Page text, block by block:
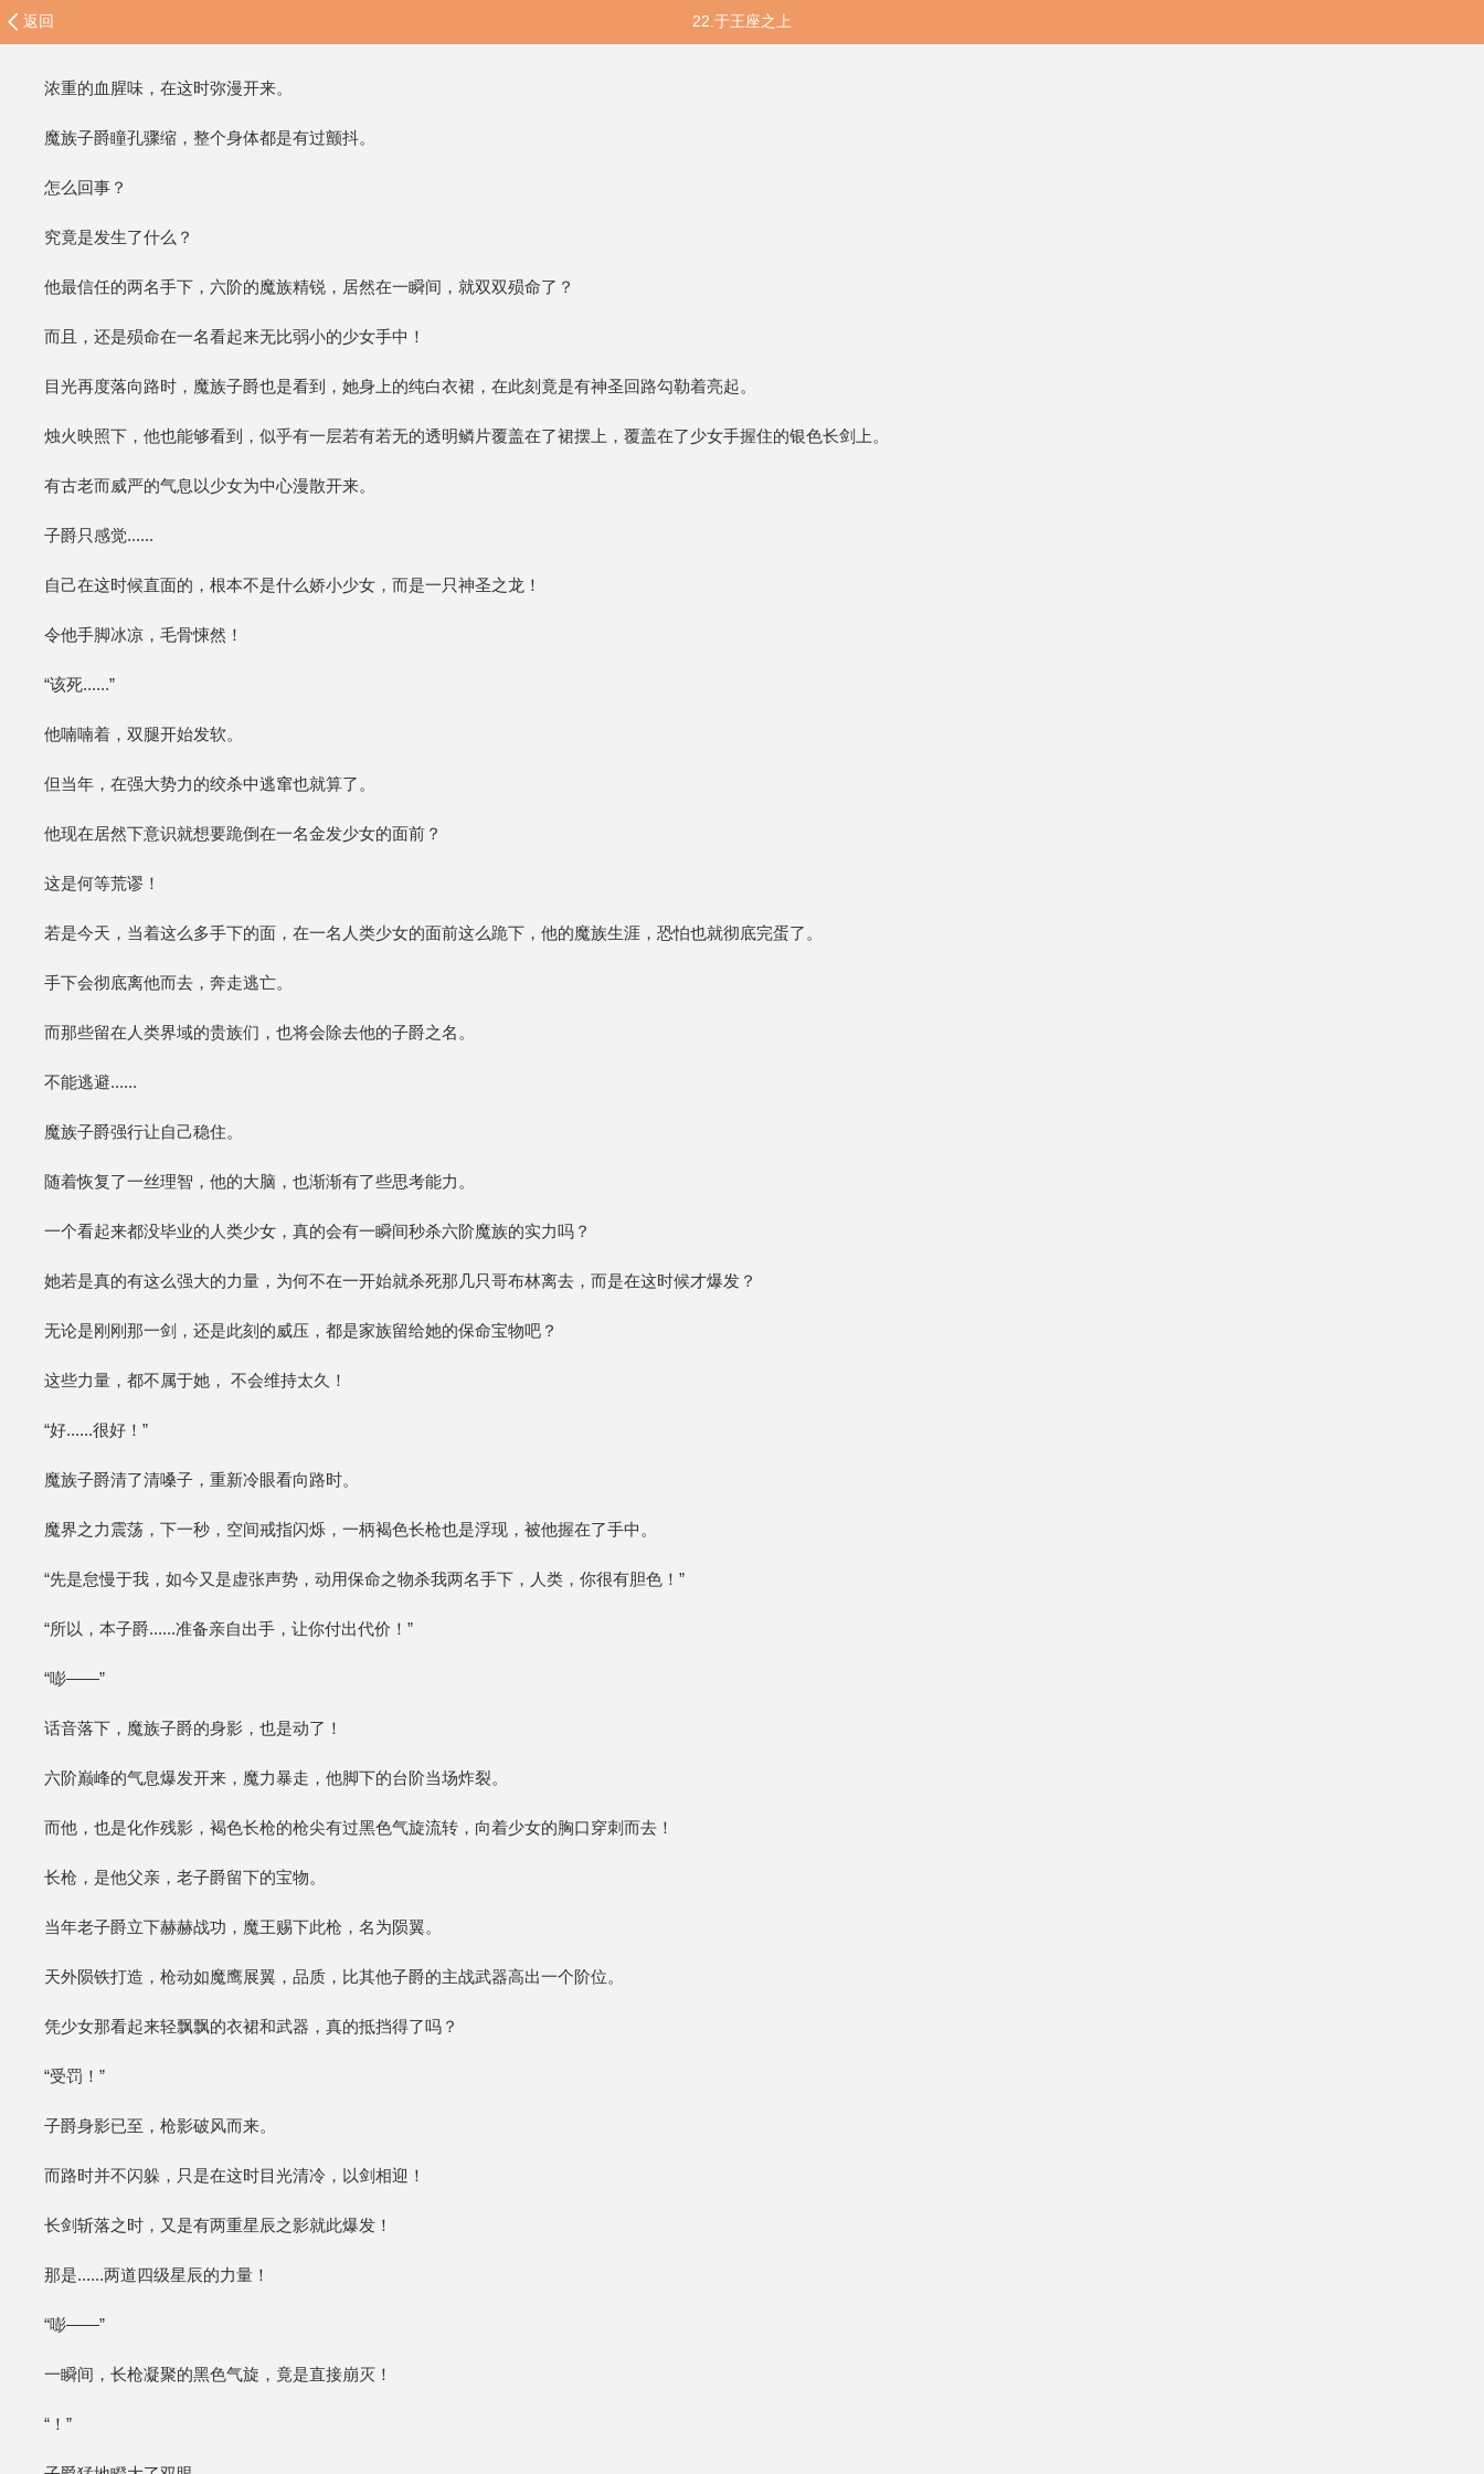
返回 22.于王座之上
浓重的血腥味，在这时弥漫开来。
魔族子爵瞳孔骤缩，整个身体都是有过颤抖。
怎么回事？
究竟是发生了什么？
他最信任的两名手下，六阶的魔族精锐，居然在一瞬间，就双双殒命了？
而且，还是殒命在一名看起来无比弱小的少女手中！
目光再度落向路时，魔族子爵也是看到，她身上的纯白衣裙，在此刻竟是有神圣回路勾勒着亮起。
烛火映照下，他也能够看到，似乎有一层若有若无的透明鳞片覆盖在了裙摆上，覆盖在了少女手握住的银色长剑上。
有古老而威严的气息以少女为中心漫散开来。
子爵只感觉......
自己在这时候直面的，根本不是什么娇小少女，而是一只神圣之龙！
令他手脚冰凉，毛骨悚然！
“该死......”
他喃喃着，双腿开始发软。
但当年，在强大势力的绞杀中逃窜也就算了。
他现在居然下意识就想要跪倒在一名金发少女的面前？
这是何等荒谬！
若是今天，当着这么多手下的面，在一名人类少女的面前这么跪下，他的魔族生涯，恐怕也就彻底完蛋了。
手下会彻底离他而去，奔走逃亡。
而那些留在人类界域的贵族们，也将会除去他的子爵之名。
不能逃避......
魔族子爵强行让自己稳住。
随着恢复了一丝理智，他的大脑，也渐渐有了些思考能力。
一个看起来都没毕业的人类少女，真的会有一瞬间秒杀六阶魔族的实力吗？
她若是真的有这么强大的力量，为何不在一开始就杀死那几只哥布林离去，而是在这时候才爆发？
无论是刚刚那一剑，还是此刻的威压，都是家族留给她的保命宝物吧？
这些力量，都不属于她， 不会维持太久！
“好......很好！”
魔族子爵清了清嗓子，重新冷眼看向路时。
魔界之力震荡，下一秒，空间戒指闪烁，一柄褐色长枪也是浮现，被他握在了手中。
“先是怠慢于我，如今又是虚张声势，动用保命之物杀我两名手下，人类，你很有胆色！”
“所以，本子爵......准备亲自出手，让你付出代价！”
“嘭——”
话音落下，魔族子爵的身影，也是动了！
六阶巅峰的气息爆发开来，魔力暴走，他脚下的台阶当场炸裂。
而他，也是化作残影，褐色长枪的枪尖有过黑色气旋流转，向着少女的胸口穿刺而去！
长枪，是他父亲，老子爵留下的宝物。
当年老子爵立下赫赫战功，魔王赐下此枪，名为陨翼。
天外陨铁打造，枪动如魔鹰展翼，品质，比其他子爵的主战武器高出一个阶位。
凭少女那看起来轻飘飘的衣裙和武器，真的抵挡得了吗？
“受罚！”
子爵身影已至，枪影破风而来。
而路时并不闪躲，只是在这时目光清冷，以剑相迎！
长剑斩落之时，又是有两重星辰之影就此爆发！
那是......两道四级星辰的力量！
“嘭——”
一瞬间，长枪凝聚的黑色气旋，竟是直接崩灭！
“！”